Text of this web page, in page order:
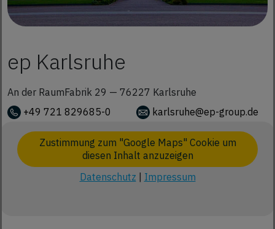
ep Karlsruhe
An der RaumFabrik 29 — 76227 Karlsruhe
+49 721 829685-0
karlsruhe@ep-group.de
Zustimmung zum "Google Maps" Cookie um
diesen Inhalt anzuzeigen
Datenschutz
Impressum